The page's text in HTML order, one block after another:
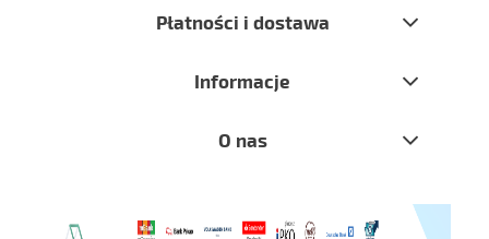
Płatności i dostawa
Informacje
O nas